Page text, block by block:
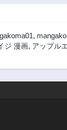
,
ジ 漫画, アップル